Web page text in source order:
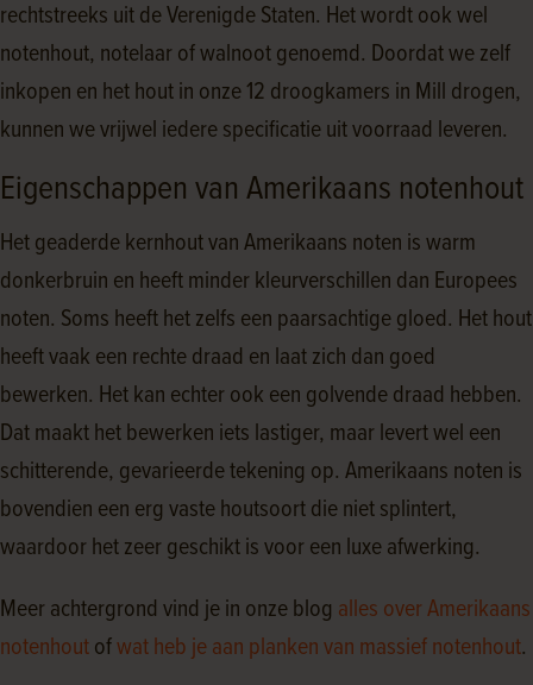
rechtstreeks uit de Verenigde Staten. Het wordt ook wel
notenhout, notelaar of walnoot genoemd. Doordat we zelf
inkopen en het hout in onze 12 droogkamers in Mill drogen,
kunnen we vrijwel iedere specificatie uit voorraad leveren.
Eigenschappen van Amerikaans notenhout
Het geaderde kernhout van Amerikaans noten is warm
donkerbruin en heeft minder kleurverschillen dan Europees
noten. Soms heeft het zelfs een paarsachtige gloed. Het hout
heeft vaak een rechte draad en laat zich dan goed
bewerken. Het kan echter ook een golvende draad hebben.
Dat maakt het bewerken iets lastiger, maar levert wel een
schitterende, gevarieerde tekening op. Amerikaans noten is
bovendien een erg vaste houtsoort die niet splintert,
waardoor het zeer geschikt is voor een luxe afwerking.
Meer achtergrond vind je in onze blog alles over Amerikaans
notenhoutofwat heb je aan planken van massief notenhout.